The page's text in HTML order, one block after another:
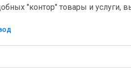
"контор" товары и услуги,